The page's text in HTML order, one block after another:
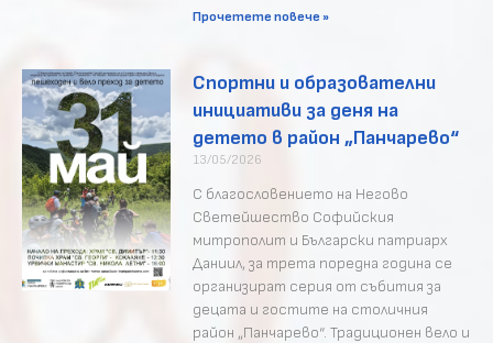
Прочетете повече »
Спортни и образователни
инициативи за деня на
детето в район „Панчарево“
13/05/2026
​С благословението на Негово
Светейшество Софийския
митрополит и Български патриарх
Даниил, за трета поредна година се
организират серия от събития за
децата и гостите на столичния
район „Панчарево“. ​Традиционен вело и